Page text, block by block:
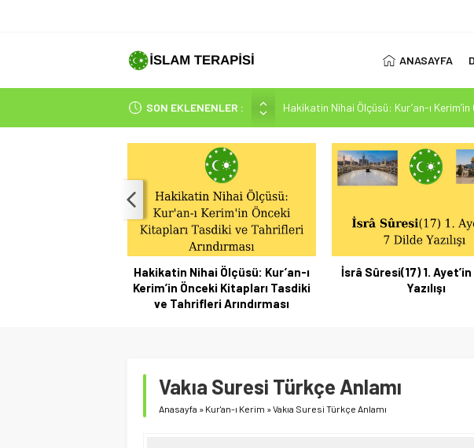
ANASAYFA
SON EKLENENLER :
Hakikatin Nihai Ölçüsü: Kur’an-ı
Peygamber Müjdesi Mehdi Mesih’in
İsrâ Sûresi(17) 1. Ayet’in 7 Dilde Yazılışı
SAKIN ÇOĞUNLUK SİZİ ALDATMASIN
Mehdi-Mesih’in Fiziksel Özellikleri-2
İsrâ Sûresi(17) 1. Ayet’in 7 Dilde
Yazılışı
SAKIN ÇOĞUNLUK
ALDATMASIN
Vakıa Suresi Türkçe Anlamı
Anasayfa » Kur'an-ı Kerim »Vakıa Suresi Türkçe Anlamı